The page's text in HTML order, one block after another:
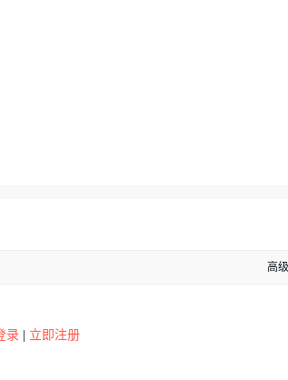
高
录| 立即注册